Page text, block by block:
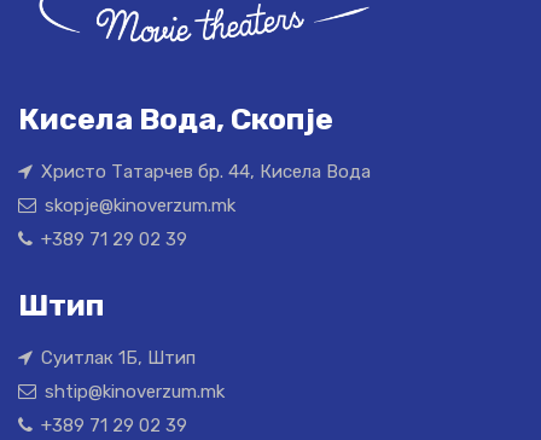
Кисела Вода, Скопје
Христо Татарчев бр. 44, Кисела Вода
skopje@kinoverzum.mk
+389 71 29 02 39
Штип
Суитлак 1Б, Штип
shtip@kinoverzum.mk
+389 71 29 02 39